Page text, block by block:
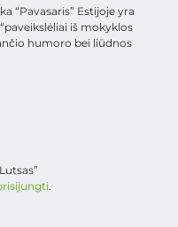
“Pavasaris” Estijoje yra
iš mokyklos
humoro bei liūdnos
.